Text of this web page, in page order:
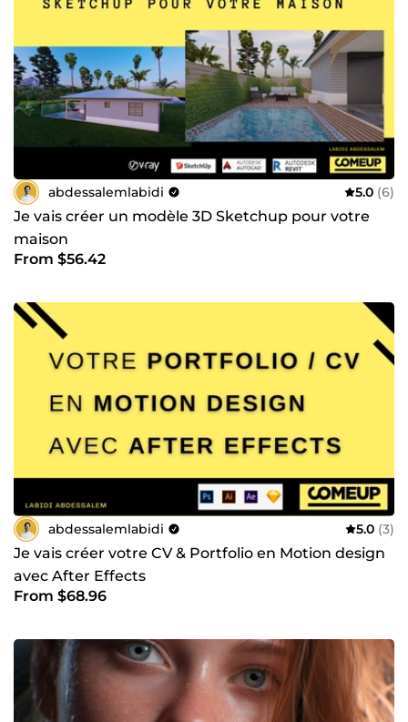
abdessalemlabidi 5.0 (6)
Je vais créer un modèle 3D Sketchup pour votre
maison
From $56.42
abdessalemlabidi 5.0 (3)
Je vais créer votre CV & Portfolio en Motion design
avec After Effects
From $68.96